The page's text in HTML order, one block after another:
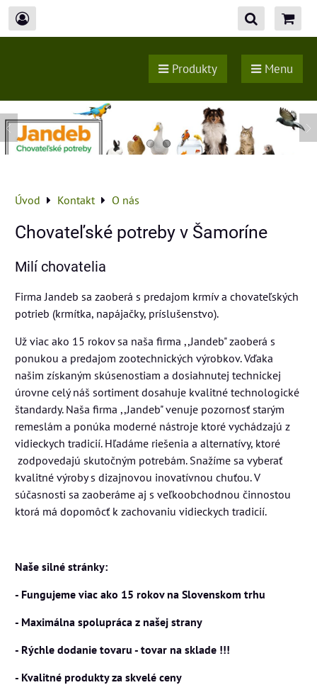
Produkty Menu
Úvod Kontakt O nás
Chovateľské potreby v Šamoríne
Milí chovatelia
Firma Jandeb sa zaoberá s predajom krmív a chovateľských
potrieb (krmítka, napájačky, príslušenstvo).
Už viac ako 15 rokov sa naša firma ,,Jandeb" zaoberá s
ponukou a predajom zootechnických výrobkov. Vďaka
našim získaným skúsenostiam a dosiahnutej technickej
úrovne celý náš sortiment dosahuje kvalitné technologické
štandardy. Naša firma ,,Jandeb" venuje pozornosť starým
remeslám a ponúka moderné nástroje ktoré vychádzajú z
vidieckych tradicií. Hľadáme riešenia a alternatívy, ktoré
zodpovedajú skutočným potrebám. Snažíme sa vyberať
kvalitné výroby s dizajnovou inovatívnou chuťou. V
súčasnosti sa zaoberáme aj s veľkoobchodnou činnostou
ktorá má dopomôcť k zachovaniu vidieckych tradicií.
Naše silné stránky:
- Fungujeme viac ako 15 rokov na Slovenskom trhu
- Maximálna spolupráca z našej strany
- Rýchle dodanie tovaru - tovar na sklade !!!
- Kvalitné produkty za skvelé ceny